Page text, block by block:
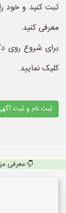
ثبت کنید و خود
معرفی کنید.
برای شروع روی
کلیک نمایید.
ثبت نام و ثبت
معرفی